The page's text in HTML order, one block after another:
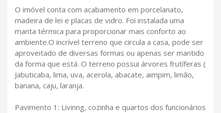
O imóvel conta com acabamento em porcelanato,
madeira de lei e placas de vidro. Foi instalada uma
manta térmica para proporcionar mais conforto ao
ambiente.O incrível terreno que circula a casa, pode ser
aproveitado de diversas formas ou apenas ser mantido
da forma que está. O terreno possui árvores frutíferas (
Jabuticaba, lima, uva, acerola, abacate, aimpim, limão,
banana, caju, laranja.
Pavimento 1: Livinng, cozinha e quartos dos funcionários